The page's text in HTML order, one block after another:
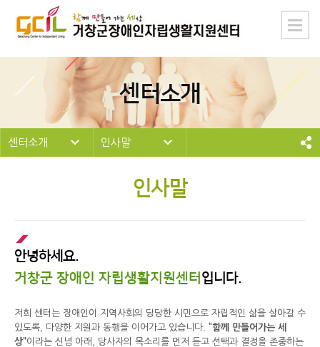
센터소개
센터소개 인사말
인사말
안녕하세요.
거창군 장애인 자립생활지원센터 입니다.
저희 센터는 장애인이 지역사회의 당당한 시민으로 자립적인 삶을 살아갈 수
있도록, 다양한 지원과 동행을 이어가고 있습니다. “함께 만들어가는 세
상”이라는 신념 아래, 당사자의 목소리를 먼저 듣고 선택과 결정을 존중하는